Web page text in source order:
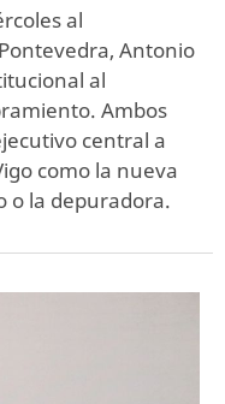
al
Antonio
al
Ambos
central a
como la nueva
o la depuradora.